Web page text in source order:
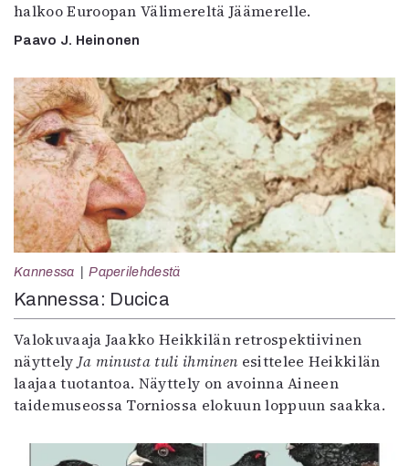
halkoo Euroopan Välimereltä Jäämerelle.
Paavo J. Heinonen
Kannessa Paperilehdestä
Kannessa: Ducica
Valokuvaaja Jaakko Heikkilän retrospektiivinen
näyttely Ja minusta tuli ihminen esittelee Heikkilän
laajaa tuotantoa. Näyttely on avoinna Aineen
taidemuseossa Torniossa elokuun loppuun saakka.